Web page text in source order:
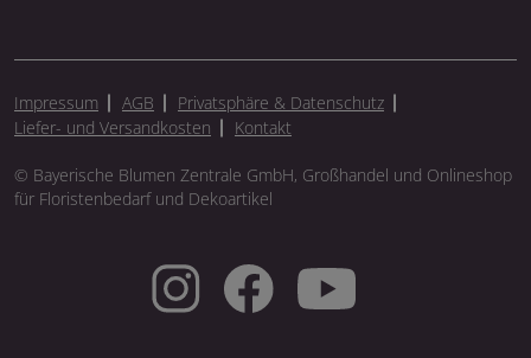
Impressum AGB
Privatsphäre & Datenschutz
Liefer- und Versandkosten
Kontakt
© Bayerische Blumen Zentrale GmbH, Großhandel und Onlineshop
für Floristenbedarf und Dekoartikel